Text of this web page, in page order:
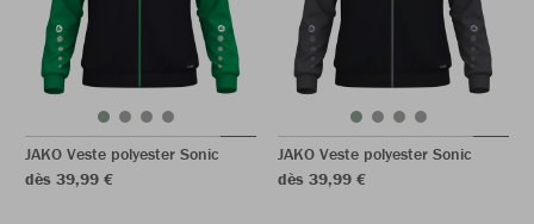
JAKO Veste polyester Sonic
dès 39,99 €
JAKO Veste polyester Sonic
dès 39,99 €